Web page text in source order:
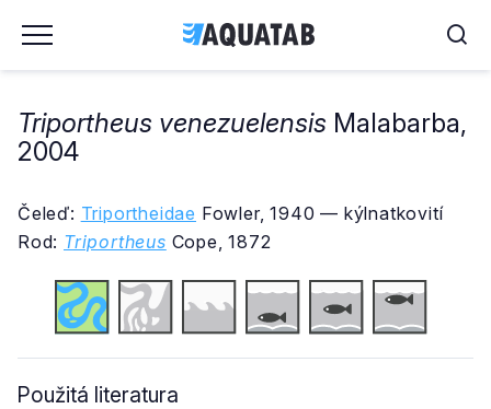
Triportheus venezuelensis Malabarba,
2004
Čeleď: Triportheidae Fowler, 1940 — kýlnatkovití
Rod: Triportheus Cope, 1872
Použitá literatura